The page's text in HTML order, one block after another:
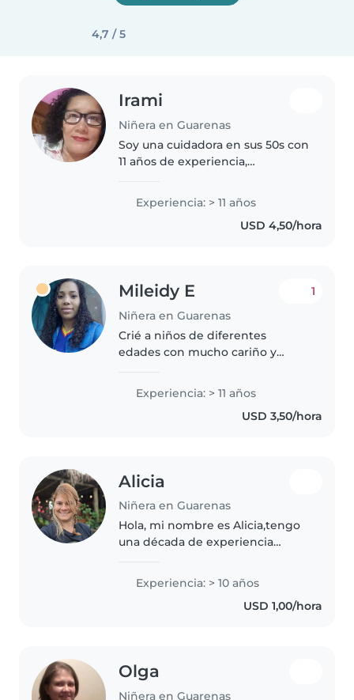
4,7 / 5
Irami
Niñera en Guarenas
Soy una cuidadora en sus 50s con
11 años de experiencia,
preescolar. Tengo un bachiller
integral y me encanta compartir
mi pasión por el arte y la música..
Experiencia: > 11 años
USD 4,50/hora
Mileidy E
Niñera en Guarenas
1
Crié a niños de diferentes
edades con mucho cariño y
de experiencia como niñera. Me
Experiencia: > 11 años
USD 3,50/hora
Alicia
Niñera en Guarenas
Hola, mi nombre es Alicia,tengo
una década de experiencia
preescolar. Me encanta organizar
juegos, cocinar y ayudar con las
tareas cotidianas. Respetuosa,..
Experiencia: > 10 años
USD 1,00/hora
Olga
Niñera en Guarenas